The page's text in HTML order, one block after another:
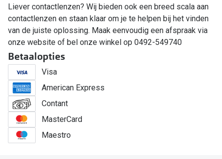
Liever contactlenzen? Wij bieden ook een breed scala aan
contactlenzen en staan klaar om je te helpen bij het vinden
van de juiste oplossing. Maak eenvoudig een afspraak via
onze website of bel onze winkel op 0492-549740
Betaalopties
Visa
American Express
Contant
MasterCard
Maestro